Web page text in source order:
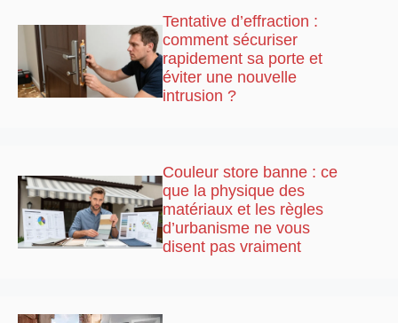
Tentative d’effraction :
comment sécuriser
rapidement sa porte et
éviter une nouvelle
intrusion ?
Couleur store banne : ce
que la physique des
matériaux et les règles
d’urbanisme ne vous
disent pas vraiment